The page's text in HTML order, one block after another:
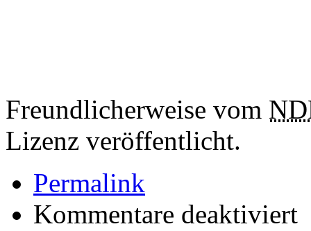
Freundlicherweise vom
Lizenz veröffentlicht.
Permalink
Kommentare deaktiviert